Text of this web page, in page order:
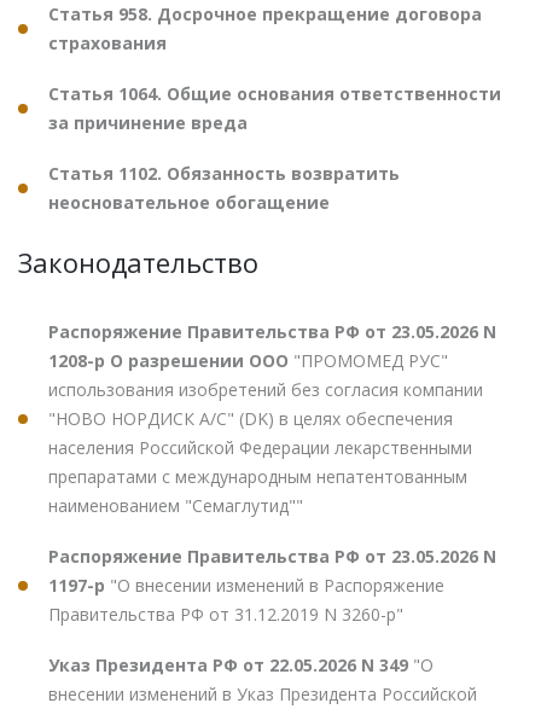
Статья 958. Досрочное прекращение договора
страхования
Статья 1064. Общие основания ответственности
за причинение вреда
Статья 1102. Обязанность возвратить
неосновательное обогащение
Законодательство
Распоряжение Правительства РФ от 23.05.2026 N
1208-р О разрешении ООО "ПРОМОМЕД РУС"
использования изобретений без согласия компании
"НОВО НОРДИСК А/С" (DK) в целях обеспечения
населения Российской Федерации лекарственными
препаратами с международным непатентованным
наименованием "Семаглутид""
Распоряжение Правительства РФ от 23.05.2026 N
1197-р "О внесении изменений в Распоряжение
Правительства РФ от 31.12.2019 N 3260-р"
Указ Президента РФ от 22.05.2026 N 349 "О
внесении изменений в Указ Президента Российской